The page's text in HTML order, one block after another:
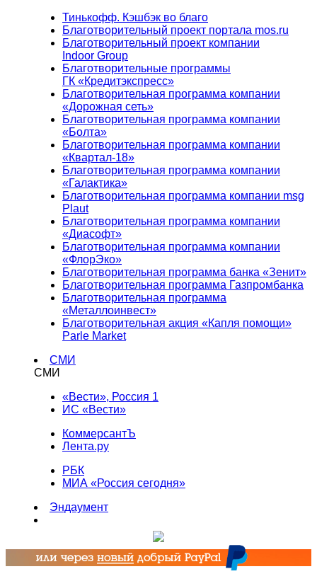
Тинькофф. Кэшбэк во благо
Благотворительный проект портала mos.ru
Благотворительный проект компании
Indoor Group
Благотворительные программы
ГК «Кредитэкспресс»
Благотворительная программа компании
«Дорожная сеть»
Благотворительная программа компании
«Болта»
Благотворительная программа компании
«Квартал-18»
Благотворительная программа компании
«Галактика»
Благотворительная программа компании msg
Plaut
Благотворительная программа компании
«Диасофт»
Благотворительная программа компании
«ФлорЭко»
Благотворительная программа банка «Зенит»
Благотворительная программа Газпромбанка
Благотворительная программа
«Металлоинвест»
Благотворительная акция «Капля помощи»
Parle Market
СМИ
СМИ
«Вести», Россия 1
ИС «Вести»
КоммерсантЪ
Лента.ру
РБК
МИА «Россия сегодня»
Эндаумент